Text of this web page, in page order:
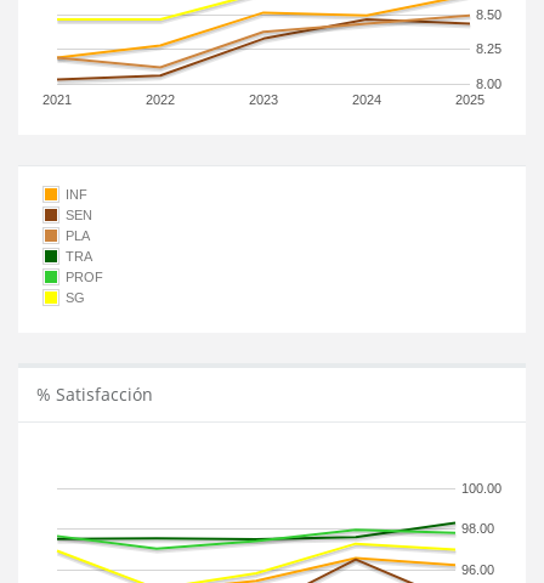
2021 2022 2023 2024 2025
8.00
8.25
8.50
INF
SEN
PLA
TRA
PROF
SG
% Satisfacción
96.00
98.00
100.00